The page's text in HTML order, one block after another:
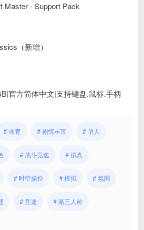
Master - Support Pack
（新增）
官方简体中文|支持键盘.鼠标.手柄
# 体育 # 剧情丰富 # 单人
# 战斗竞速 # 拟真
# 时空操控 # 模拟 # 氛围
# 竞速 # 第三人称